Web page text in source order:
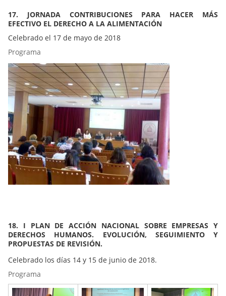
17. JORNADA CONTRIBUCIONES PARA HACER MÁS
EFECTIVO EL DERECHO A LA ALIMENTACIÓN
Celebrado el 17 de mayo de 2018
Programa
18. I PLAN DE ACCIÓN NACIONAL SOBRE EMPRESAS Y
DERECHOS HUMANOS. EVOLUCIÓN, SEGUIMIENTO Y
PROPUESTAS DE REVISIÓN.
Celebrado los días 14 y 15 de junio de 2018.
Programa